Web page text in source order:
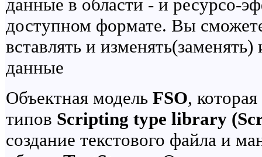
данные в области - и ресурсо-
доступном формате. Вы
вставлять и
данные
Объектная модель FSO,
типов Scripting type library
создание текстового файла и